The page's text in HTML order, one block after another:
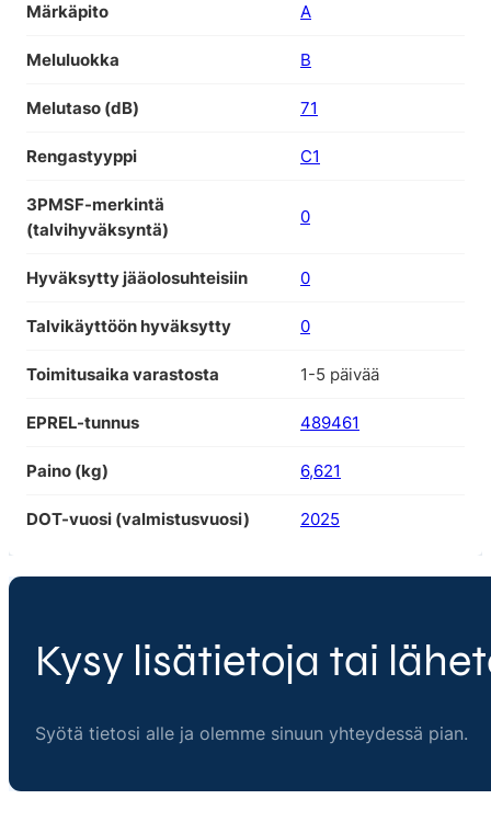
Märkäpito A
Meluluokka B
Melutaso (dB) 71
Rengastyyppi C1
3PMSF-merkintä
(talvihyväksyntä)
0
Hyväksytty jääolosuhteisiin 0
Talvikäyttöön hyväksytty 0
Toimitusaika varastosta 1-5 päivää
EPREL-tunnus 489461
Paino (kg) 6,621
DOT-vuosi (valmistusvuosi) 2025
Kysy lisätietoja tai
Syötä tietosi alle ja olemme sinuun yhteydessä pian.